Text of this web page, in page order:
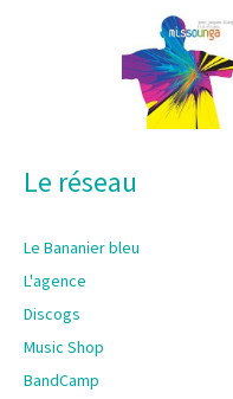
Le réseau
Le Bananier bleu
L'agence
Discogs
Music Shop
BandCamp